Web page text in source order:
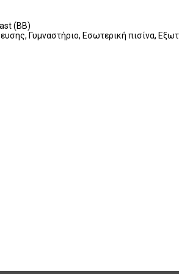
(BB)
Γυμναστήριο, Εσωτερική πισίνα,